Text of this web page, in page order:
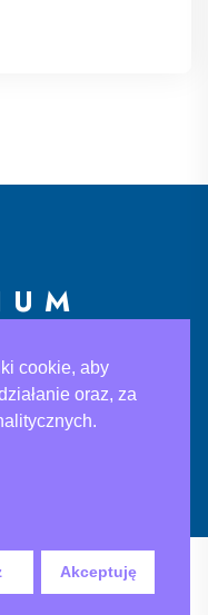
sekretariat@ke.edu.pl
121
Polityka Prywatności
cookie, aby
oraz, za
Akceptuję